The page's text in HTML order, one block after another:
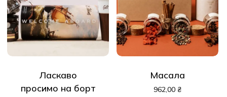
Ласкаво
просимо на борт
Масала
962,00 ₴